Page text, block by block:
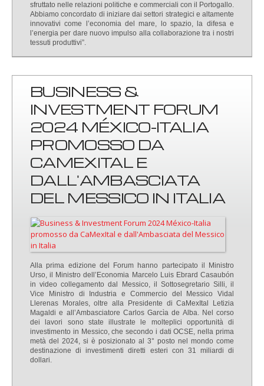
sfruttato nelle relazioni politiche e commerciali con il Portogallo.
Abbiamo concordato di iniziare dai settori strategici e altamente
innovativi come l’economia del mare, lo spazio, la difesa e
l’energia per dare nuovo impulso alla collaborazione tra i nostri
tessuti produttivi”.
BUSINESS &
INVESTMENT FORUM
2024 MÉXICO-ITALIA
PROMOSSO DA
CAMEXITAL E
DALL'AMBASCIATA
DEL MESSICO IN ITALIA
Alla prima edizione del Forum hanno partecipato il Ministro
Urso, il Ministro dell’Economia Marcelo Luis Ebrard Casaubón
in video collegamento dal Messico, il Sottosegretario Silli, il
Vice Ministro di Industria e Commercio del Messico Vidal
Llerenas Morales, oltre alla Presidente di CaMexItal Letizia
Magaldi e all’Ambasciatore Carlos Garcìa de Alba. Nel corso
dei lavori sono state illustrate le molteplici opportunità di
investimento in Messico, che secondo i dati OCSE, nella prima
metà del 2024, si è posizionato al 3° posto nel mondo come
destinazione di investimenti diretti esteri con 31 miliardi di
dollari.